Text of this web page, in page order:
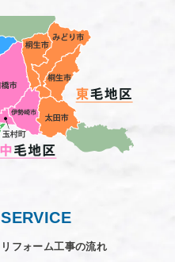
SERVICE
リフォーム工事の流れ